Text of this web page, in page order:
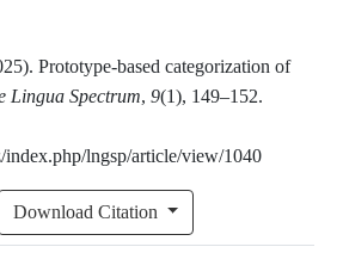
Prototype-based categorization of
Lingua Spectrum, 9(1), 149–152.
index.php/lngsp/article/view/1040
Download Citation